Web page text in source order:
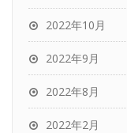
2022年10月
2022年9月
2022年8月
2022年2月